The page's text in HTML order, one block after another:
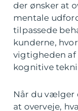
der ønsker at
mentale
tilpassede
kunderne,
vigtigheden
kognitive
Når du vælger
at overveje,